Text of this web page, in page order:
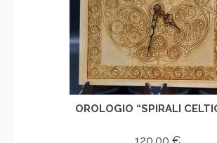
OROLOGIO “SPIRALI